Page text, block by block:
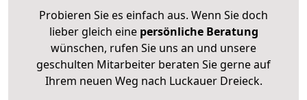
Probieren Sie es einfach aus. Wenn Sie doch
lieber gleich eine persönliche Beratung
wünschen, rufen Sie uns an und unsere
geschulten Mitarbeiter beraten Sie gerne auf
Ihrem neuen Weg nach Luckauer Dreieck.